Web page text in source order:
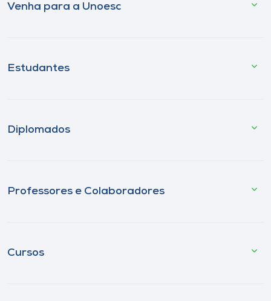
Venha para a Unoesc
Estudantes
Diplomados
Professores e Colaboradores
Cursos